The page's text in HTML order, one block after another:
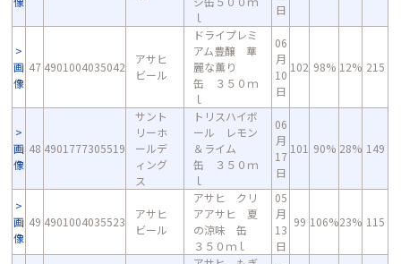
ｌ
日
画
像
47 4901004035042
アサヒ
ビール
ドライプレミ
アム豊醸 華
麗な薫り
缶 ３５０ｍ
ｌ
06
月
10
日
102 98% 12% 215
画
像
48 4901777305519
サント
リーホ
ールデ
ィング
ス
トリスハイボ
ール レモン
＆ライム
缶 ３５０ｍ
ｌ
06
月
17
日
101 90% 28% 149
画
像
49 4901004035523
アサヒ
ビール
アサヒ クリ
アアサヒ 夏
の涼味 缶
３５０ｍｌ
05
月
13
日
99 106%23% 115